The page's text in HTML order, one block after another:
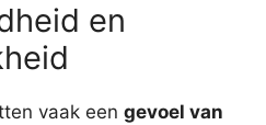
en
vaak een gevoel van